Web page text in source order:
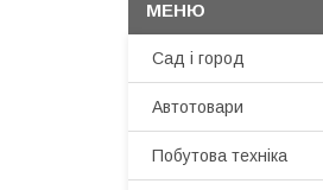
Сад і город
Автотовари
Побутова техніка